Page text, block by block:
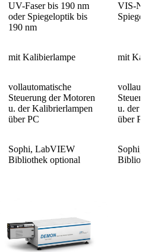
UV-Faser bis 190 nm
oder Spiegeloptik bis
190 nm
VIS-
mit Kalibierlampe mit
vollautomatische
Steuerung der Motoren
u. der Kalibrierlampen
über PC
u. der
über
Sophi, LabVIEW
Bibliothek optional